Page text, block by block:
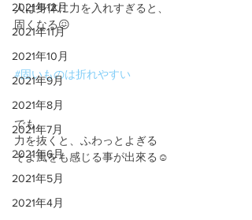
2021年12月
2021年11月
2021年10月
2021年9月
2021年8月
2021年7月
2021年6月
2021年5月
2021年4月
人は身体に力を入れすぎると、
固くなる😖
#固いものは折れやすい
でも、
力を抜くと、ふわっとよぎる
そよ風をも感じる事が出來る☺️